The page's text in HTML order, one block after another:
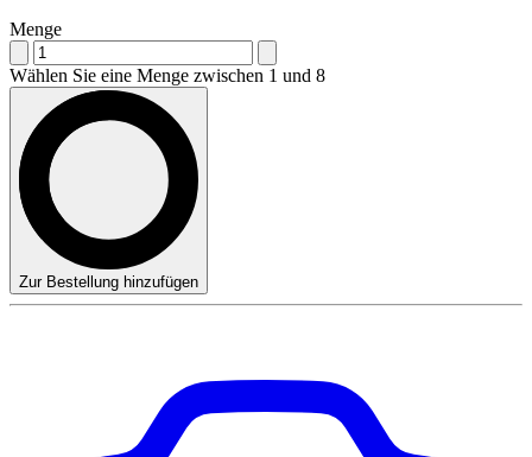
Menge
Wählen Sie eine Menge zwischen 1 und 8
Zur Bestellung hinzufügen